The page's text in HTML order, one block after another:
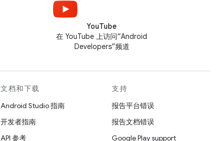
YouTube
在 YouTube 上访问“Android
Developers”频道
文档和下载
Android Studio 指南
开发者指南
API 参考
支持
报告平台错误
报告文档错误
Google Play support